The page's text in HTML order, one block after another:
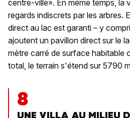
centre-ville». En même temps, la
regards indiscrets par les arbres.
direct au lac est garanti – y
ajoutent un pavillon direct sur le
mètre carré de surface
total, le terrain s'étend sur 5790
8
UNE VILLA AU MILIEU